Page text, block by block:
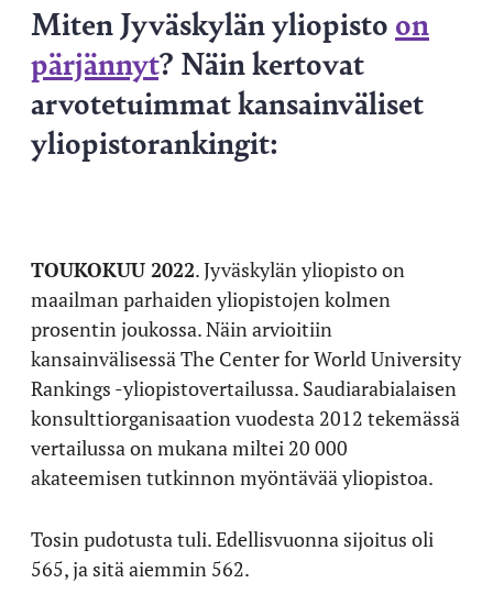
Miten Jyväskylän yliopisto on
pärjännyt? Näin kertovat
arvotetuimmat kansainväliset
yliopistorankingit:
TOUKOKUU 2022. Jyväskylän yliopisto on
maailman parhaiden yliopistojen kolmen
prosentin joukossa. Näin arvioitiin
kansainvälisessä The Center for World University
Rankings -yliopistovertailussa. Saudiarabialaisen
konsulttiorganisaation vuodesta 2012 tekemässä
vertailussa on mukana miltei 20 000
akateemisen tutkinnon myöntävää yliopistoa.
Tosin pudotusta tuli. Edellisvuonna sijoitus oli
565, ja sitä aiemmin 562.